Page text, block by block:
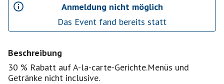
Anmeldung nicht möglich
Das Event fand bereits statt
Beschreibung
30 % Rabatt auf A-la-carte-Gerichte.Menüs und
Getränke nicht inclusive.